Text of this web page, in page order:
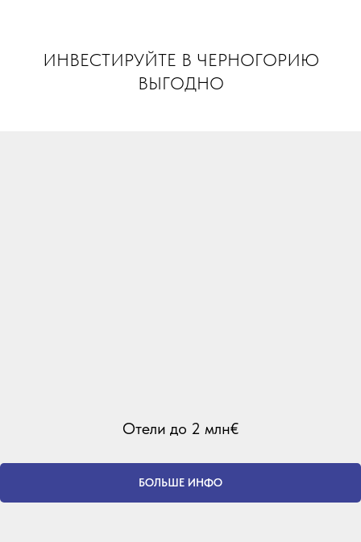
ИНВЕСТИРУЙТЕ В ЧЕРНОГОРИЮ
ВЫГОДНО
Отели до 2 млн€
БОЛЬШЕ ИНФО